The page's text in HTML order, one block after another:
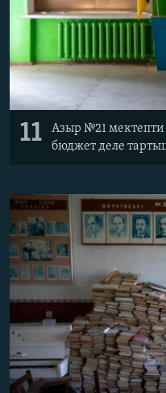
11
Азыр №21
бюджет деле